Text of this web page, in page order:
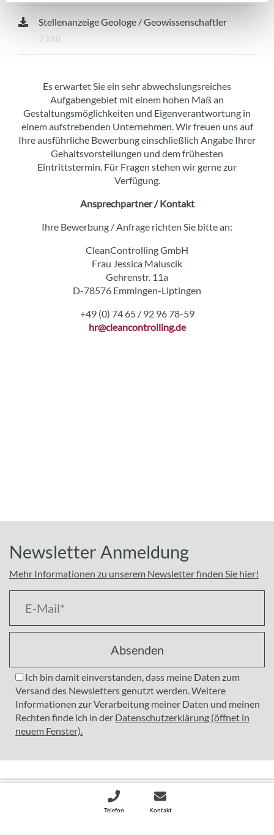
Stellenanzeige Geologe / Geowissenschaftler
2 MB
Es erwartet Sie ein sehr abwechslungsreiches
Aufgabengebiet mit einem hohen Maß an
Gestaltungsmöglichkeiten und Eigenverantwortung in
einem aufstrebenden Unternehmen. Wir freuen uns auf
Ihre ausführliche Bewerbung einschließlich Angabe Ihrer
Gehaltsvorstellungen und dem frühesten
Eintrittstermin. Für Fragen stehen wir gerne zur
Verfügung.
Ansprechpartner / Kontakt
Ihre Bewerbung / Anfrage richten Sie bitte an:
CleanControlling GmbH
Frau Jessica Maluscik
Gehrenstr. 11a
D-78576 Emmingen-Liptingen
+49 (0) 74 65 / 92 96 78-59
hr@cleancontrolling.de
Telefon Kontakt
Newsletter Anmeldung
Mehr Informationen zu unserem Newsletter finden Sie hier!
Absenden
Ich bin damit einverstanden, dass meine Daten zum
Versand des Newsletters genutzt werden. Weitere
Informationen zur Verarbeitung meiner Daten und meinen
Rechten finde ich in der Datenschutzerklärung (öffnet in
neuem Fenster).
1786148106 © CleanControlling GmbH